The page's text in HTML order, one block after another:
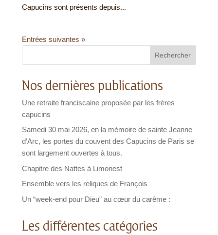
Capucins sont présents depuis...
Entrées suivantes »
Rechercher
Nos dernières publications
Une retraite franciscaine proposée par les frères
capucins
Samedi 30 mai 2026, en la mémoire de sainte Jeanne
d’Arc, les portes du couvent des Capucins de Paris se
sont largement ouvertes à tous.
Chapitre des Nattes à Limonest
Ensemble vers les reliques de François
Un “week-end pour Dieu” au cœur du carême :
Les différentes catégories